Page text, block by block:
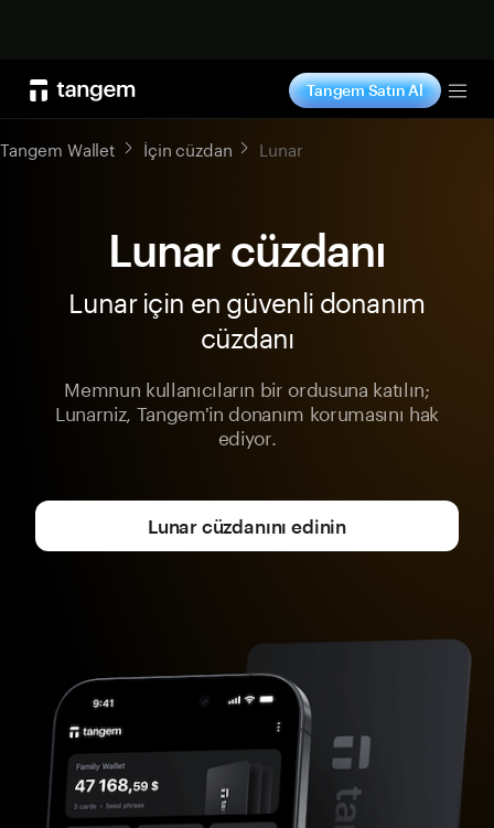
Tangem Satın Al
Tangem Wallet İçin cüzdan Lunar
Lunar cüzdanı
Lunar için en güvenli donanım
cüzdanı
Memnun kullanıcıların bir ordusuna katılın;
Lunarniz, Tangem'in donanım korumasını hak
ediyor.
Lunar cüzdanını edinin